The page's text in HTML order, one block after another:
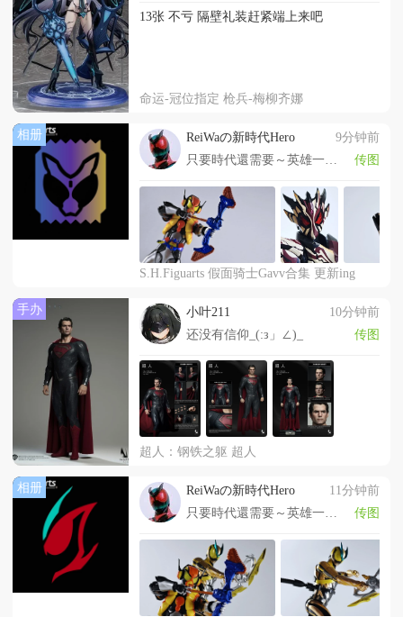
13张 不亏 隔壁礼装赶紧端上来吧
命运-冠位指定 枪兵-梅柳齐娜
相册 ReiWaの新時代Hero
9分钟前
只要時代還需要～英雄一定會出現!
传图
S.H.Figuarts 假面骑士Gavv合集 更新ing
手办 小叶211
10分钟前
还没有信仰_(:з」∠)_
传图
超人：钢铁之躯 超人
相册 ReiWaの新時代Hero
11分钟前
只要時代還需要～英雄一定會出現!
传图